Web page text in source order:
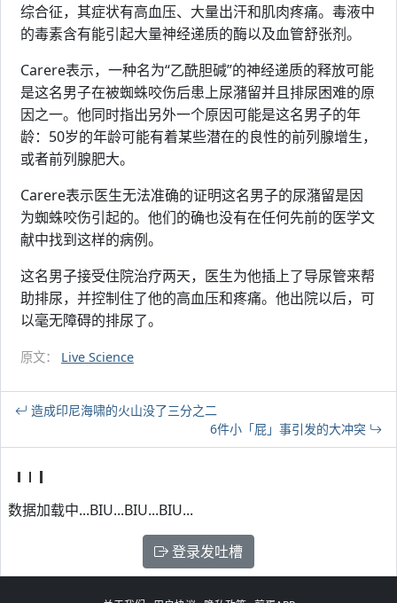
综合征，其症状有高血压、大量出汗和肌肉疼痛。毒液中
的毒素含有能引起大量神经递质的酶以及血管舒张剂。
Carere表示，一种名为“乙酰胆碱”的神经递质的释放可能
是这名男子在被蜘蛛咬伤后患上尿潴留并且排尿困难的原
因之一。他同时指出另外一个原因可能是这名男子的年
龄：50岁的年龄可能有着某些潜在的良性的前列腺增生，
或者前列腺肥大。
Carere表示医生无法准确的证明这名男子的尿潴留是因
为蜘蛛咬伤引起的。他们的确也没有在任何先前的医学文
献中找到这样的病例。
这名男子接受住院治疗两天，医生为他插上了导尿管来帮
助排尿，并控制住了他的高血压和疼痛。他出院以后，可
以毫无障碍的排尿了。
原文： Live Science
造成印尼海啸的火山没了三分之二
6件小「屁」事引发的大冲突
数据加载中...BIU...BIU...BIU...
登录发吐槽